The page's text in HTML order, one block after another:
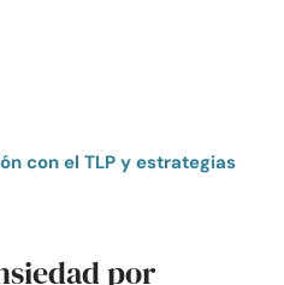
con el TLP y estrategias
por